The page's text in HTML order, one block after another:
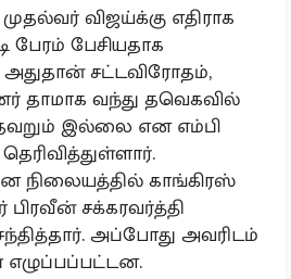
விஜய்க்கு எதிராக
பேரம் பேசியதாக
சட்டவிரோதம்,
தாமாக வந்து தவெகவில்
இல்லை என எம்பி
நிலையத்தில் காங்கிரஸ்
பிரவீன் சக்கரவர்த்தி
அப்போது அவரிடம்